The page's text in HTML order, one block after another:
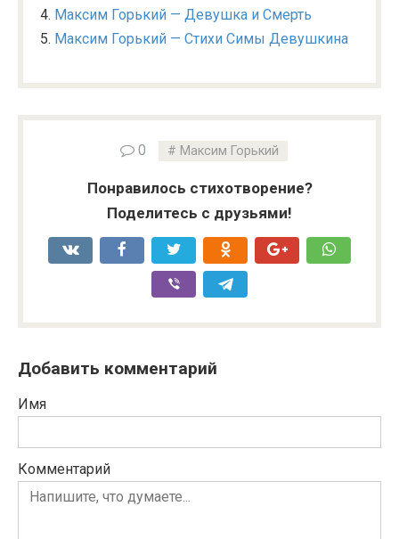
Максим Горький — Девушка и Смерть
Максим Горький — Стихи Симы Девушкина
0 Максим Горький
Понравилось стихотворение?
Поделитесь с друзьями!
Добавить комментарий
Имя
Комментарий